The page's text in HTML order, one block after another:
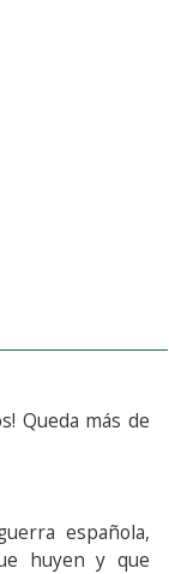
Queda más de
española,
huyen y que